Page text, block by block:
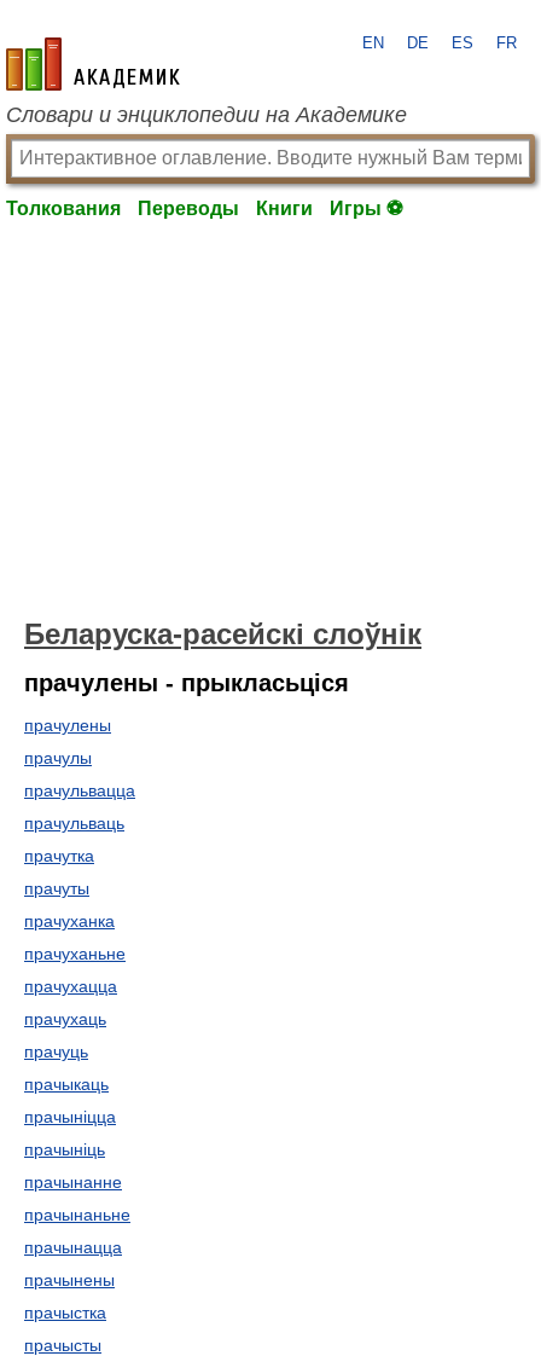
academic.ru
EN DE ES FR
Словари и энциклопедии на Академике
Толкования Переводы Книги Игры ⚽
Беларуска-расейскі слоўнік
прачулены - прыкласьціся
прачулены
прачулы
прачульвацца
прачульваць
прачутка
прачуты
прачуханка
прачуханьне
прачухацца
прачухаць
прачуць
прачыкаць
прачыніцца
прачыніць
прачынанне
прачынаньне
прачынацца
прачынены
прачыстка
прачысты